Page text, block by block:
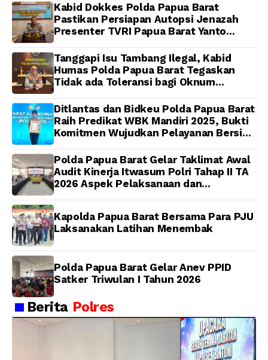
Ibadah Bersama di
Masjid Al-Muhajirin
Kabid Dokkes Polda Papua Barat
Pastikan Persiapan Autopsi Jenazah
Presenter TVRI Papua Barat Yanto
Dijadwalkan Kamis
Tanggapi Isu Tambang Ilegal, Kabid
Humas Polda Papua Barat Tegaskan
Tidak ada Toleransi bagi Oknum
Ditlantas dan Bidkeu Polda Papua Barat
Raih Predikat WBK Mandiri 2025, Bukti
Komitmen Wujudkan Pelayanan Bersih
Polda Papua Barat Gelar Taklimat Awal
Audit Kinerja Itwasum Polri Tahap II TA
2026 Aspek Pelaksanaan dan
Kapolda Papua Barat Bersama Para PJU
Laksanakan Latihan Menembak
Polda Papua Barat Gelar Anev PPID
Satker Triwulan I Tahun 2026
Berita Polres